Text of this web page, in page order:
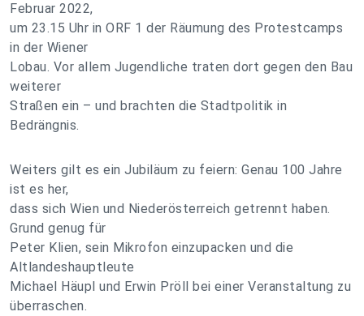
Februar 2022,
um 23.15 Uhr in ORF 1 der Räumung des Protestcamps
in der Wiener
Lobau. Vor allem Jugendliche traten dort gegen den Bau
weiterer
Straßen ein – und brachten die Stadtpolitik in
Bedrängnis.
Weiters gilt es ein Jubiläum zu feiern: Genau 100 Jahre
ist es her,
dass sich Wien und Niederösterreich getrennt haben.
Grund genug für
Peter Klien, sein Mikrofon einzupacken und die
Altlandeshauptleute
Michael Häupl und Erwin Pröll bei einer Veranstaltung zu
überraschen.